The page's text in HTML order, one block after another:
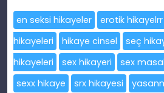
en seksi hikayeler erotik hikayelrr
hikayeleri
hikaye cinsel seç
hikayeleri
sex hikayeri sex
sexx hikaye
srx hikayesi